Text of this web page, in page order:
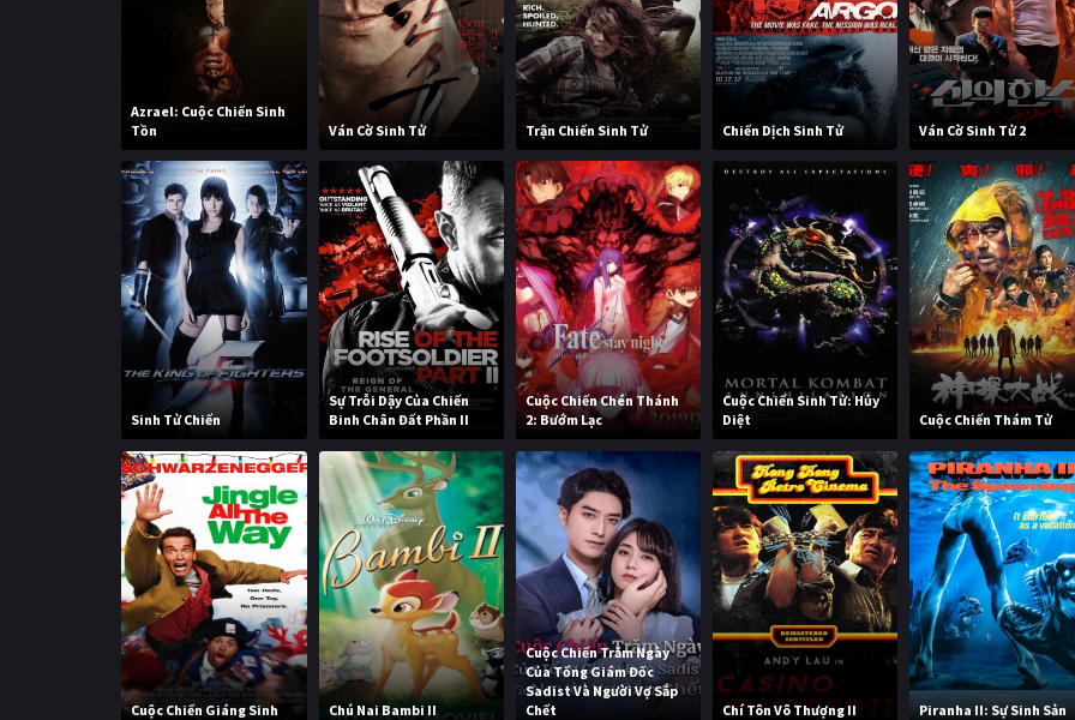
Azrael: Cuộc Chiến Sinh
Tồn
Ván Cờ Sinh Tử Trận Chiến Sinh Tử Chiến Dịch Sinh Tử Ván Cờ Sinh Tử 2
Sinh Tử Chiến
Sự Trỗi Dậy Của Chiến
Binh Chân Đất Phần II
Cuộc Chiến Chén Thánh
2: Bướm Lạc
Cuộc Chiến Sinh Tử: Hủy
Diệt
Cuộc Chiến Thám Tử
Cuộc Chiến Giáng Sinh Chú Nai Bambi II
Cuộc Chiến Trăm Ngày
Của Tổng Giám Đốc
Sadist Và Người Vợ Sắp
Chết
Chí Tôn Vô Thượng II Piranha II: Sự Sinh Sản